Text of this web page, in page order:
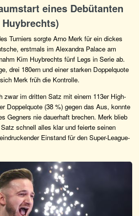
eines Debütanten
Turniers sorgte Arno Merk für ein dickes
erstmals im Alexandra Palace am
Kim Huybrechts fünf Legs in Serie ab.
drei 180ern und einer starken Doppelquote
Merk früh die Kontrolle.
zwar im dritten Satz mit einem 113er High-
Doppelquote (38 %) gegen das Aus, konnte
Gegners nie dauerhaft brechen. Merk blieb
schnell alles klar und feierte seinen
Einstand für den Super-League-